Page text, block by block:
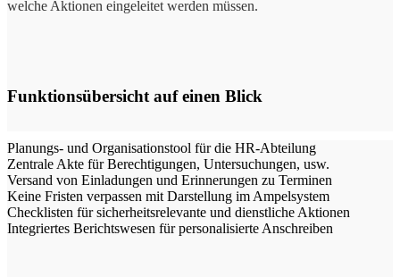
welche Aktionen eingeleitet werden müssen.
Funktionsübersicht auf einen Blick
Planungs- und Organisationstool für die HR-Abteilung
Zentrale Akte für Berechtigungen, Untersuchungen, usw.
Versand von Einladungen und Erinnerungen zu Terminen
Keine Fristen verpassen mit Darstellung im Ampelsystem
Checklisten für sicherheitsrelevante und dienstliche Aktionen
Integriertes Berichtswesen für personalisierte Anschreiben